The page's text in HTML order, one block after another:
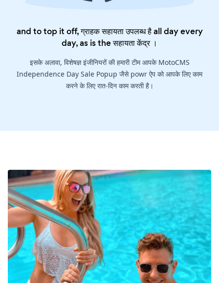
and to top it off, ग्राहक सहायता उपलब्ध है all day every
day, as is theसहायता केंद्र।
इसके अलावा, विशेषज्ञ इंजीनियरों की हमारी टीम आपके MotoCMS
Independence Day Sale Popup जैसे powr ऐप को आपके लिए काम
करने के लिए रात-दिन काम करती है।